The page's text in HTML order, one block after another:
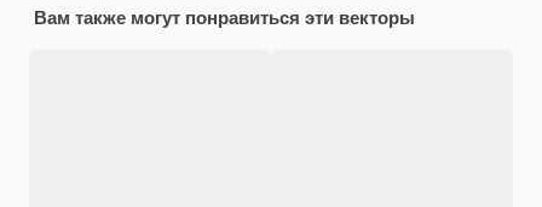
Вам также могут понравиться эти векторы